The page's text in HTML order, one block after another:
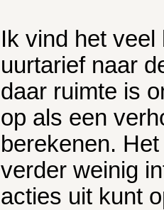
Ik vind het
uurtarief naar
daar ruimte is
op als een
berekenen.
verder weinig
acties uit kunt